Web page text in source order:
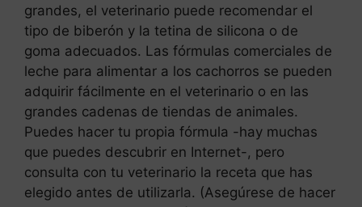
grandes, el veterinario puede recomendar el
tipo de biberón y la tetina de silicona o de
goma adecuados. Las fórmulas comerciales de
leche para alimentar a los cachorros se pueden
adquirir fácilmente en el veterinario o en las
grandes cadenas de tiendas de animales.
Puedes hacer tu propia fórmula -hay muchas
que puedes descubrir en Internet-, pero
consulta con tu veterinario la receta que has
elegido antes de utilizarla. (Asegúrese de hacer